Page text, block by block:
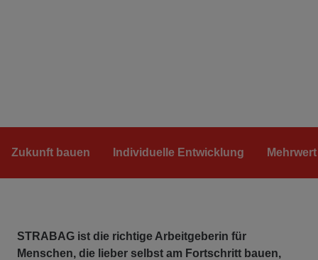
Zukunft bauen Individuelle Entwicklung
STRABAG ist die richtige Arbeitgeberin für
Menschen, die lieber selbst am Fortschritt bauen,